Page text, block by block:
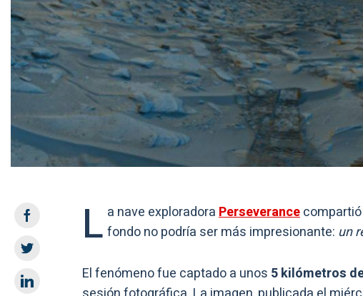
L a nave exploradoraPerseverance
fondo no podría ser más impresionante: un
El fenómeno fue captado a unos 5 kilómetros